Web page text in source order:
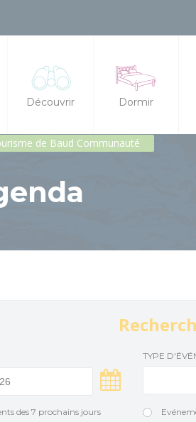
Découvrir
La vallée du Blavet
Idées séjours et expériences à
Géants de pierres : menhirs et
Dormir
Hôtel
Gîte d'étape /
de Baud Communauté
TYPE
des 7 prochains jours